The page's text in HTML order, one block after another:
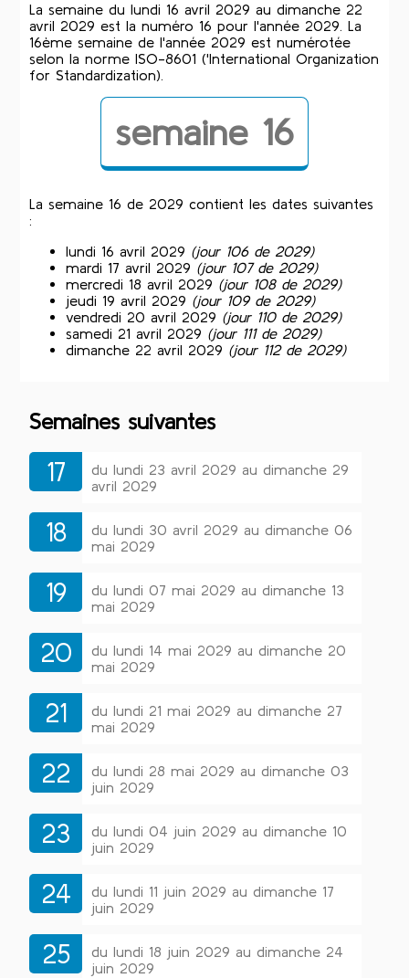
La semaine du lundi 16 avril 2029 au dimanche 22
avril 2029 est la numéro 16 pour l'année 2029. La
16ème semaine de l'année 2029 est numérotée
selon la norme ISO-8601 ('International Organization
for Standardization).
semaine 16
La semaine 16 de 2029 contient les dates suivantes
:
lundi 16 avril 2029 (jour 106 de 2029)
mardi 17 avril 2029 (jour 107 de 2029)
mercredi 18 avril 2029 (jour 108 de 2029)
jeudi 19 avril 2029 (jour 109 de 2029)
vendredi 20 avril 2029 (jour 110 de 2029)
samedi 21 avril 2029 (jour 111 de 2029)
dimanche 22 avril 2029 (jour 112 de 2029)
Semaines suivantes
17
du lundi 23 avril 2029 au dimanche 29
avril 2029
18
du lundi 30 avril 2029 au dimanche 06
mai 2029
19
du lundi 07 mai 2029 au dimanche 13
mai 2029
20
du lundi 14 mai 2029 au dimanche 20
mai 2029
21
du lundi 21 mai 2029 au dimanche 27
mai 2029
22
du lundi 28 mai 2029 au dimanche 03
juin 2029
23
du lundi 04 juin 2029 au dimanche 10
juin 2029
24
du lundi 11 juin 2029 au dimanche 17
juin 2029
25
du lundi 18 juin 2029 au dimanche 24
juin 2029